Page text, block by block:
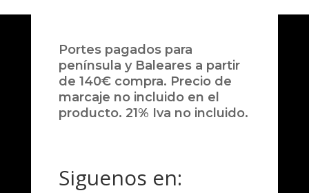
Portes pagados para
península y Baleares a partir
de 140€ compra. Precio de
marcaje no incluido en el
producto. 21% Iva no incluido.
Siguenos en: